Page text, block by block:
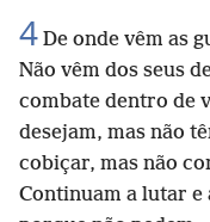
4 De onde vêm as
Não vêm dos seus
combate dentro de
desejam, mas não
cobiçar, mas não
Continuam a lutar e